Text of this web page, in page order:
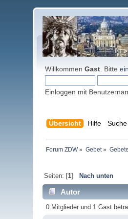
WillkommenGast . Bitte
Einloggen mit
Übersicht Hilfe Suche
Forum ZDW» Gebet» Gebete
Seiten: [1] Nach unten
Autor
0 Mitglieder und 1 Gast